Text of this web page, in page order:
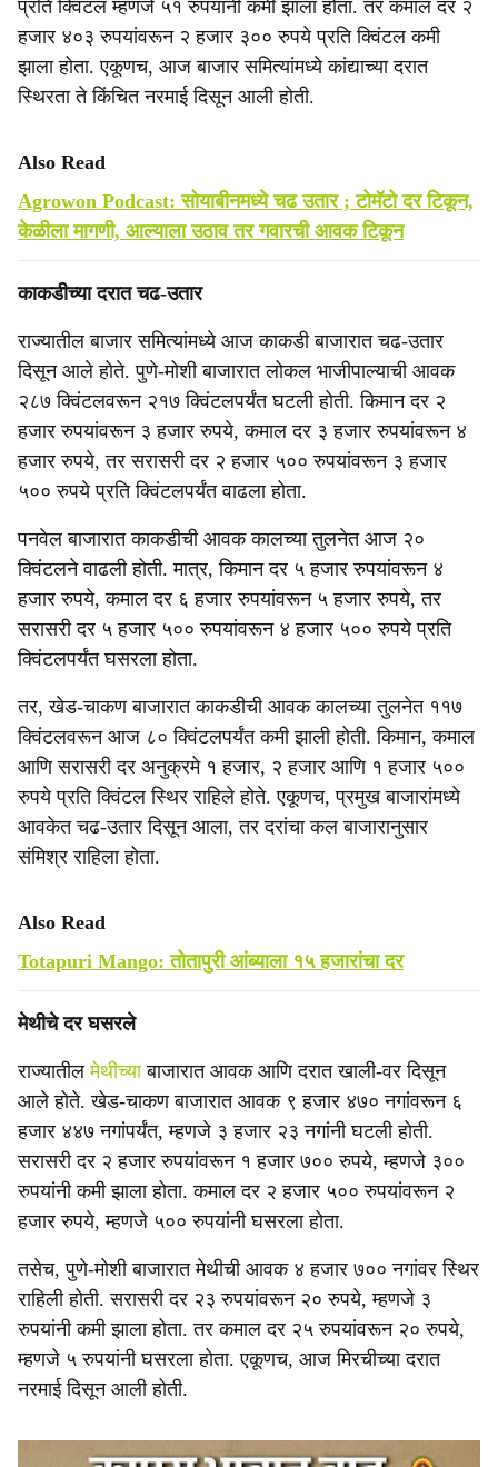
प्रति क्विंटल म्हणजे ५१ रुपयांनी कमी झाला होता. तर कमाल दर २
हजार ४०३ रुपयांवरून २ हजार ३०० रुपये प्रति क्विंटल कमी
झाला होता. एकूणच, आज बाजार समित्यांमध्ये कांद्याच्या दरात
स्थिरता ते किंचित नरमाई दिसून आली होती.
Also Read
Agrowon Podcast: सोयाबीनमध्ये चढ उतार ; टोमॅटो दर टिकून,
केळीला मागणी, आल्याला उठाव तर गवारची आवक टिकून
काकडीच्या दरात चढ-उतार
राज्यातील बाजार समित्यांमध्ये आज काकडी बाजारात चढ-उतार
दिसून आले होते. पुणे-मोशी बाजारात लोकल भाजीपाल्याची आवक
२८७ क्विंटलवरून २१७ क्विंटलपर्यंत घटली होती. किमान दर २
हजार रुपयांवरून ३ हजार रुपये, कमाल दर ३ हजार रुपयांवरून ४
हजार रुपये, तर सरासरी दर २ हजार ५०० रुपयांवरून ३ हजार
५०० रुपये प्रति क्विंटलपर्यंत वाढला होता.
पनवेल बाजारात काकडीची आवक कालच्या तुलनेत आज २०
क्विंटलने वाढली होती. मात्र, किमान दर ५ हजार रुपयांवरून ४
हजार रुपये, कमाल दर ६ हजार रुपयांवरून ५ हजार रुपये, तर
सरासरी दर ५ हजार ५०० रुपयांवरून ४ हजार ५०० रुपये प्रति
क्विंटलपर्यंत घसरला होता.
तर, खेड-चाकण बाजारात काकडीची आवक कालच्या तुलनेत ११७
क्विंटलवरून आज ८० क्विंटलपर्यंत कमी झाली होती. किमान, कमाल
आणि सरासरी दर अनुक्रमे १ हजार, २ हजार आणि १ हजार ५००
रुपये प्रति क्विंटल स्थिर राहिले होते. एकूणच, प्रमुख बाजारांमध्ये
आवकेत चढ-उतार दिसून आला, तर दरांचा कल बाजारानुसार
संमिश्र राहिला होता.
Also Read
Totapuri Mango: तोतापुरी आंब्याला १५ हजारांचा दर
मेथीचे दर घसरले
राज्यातील मेथीच्याबाजारात आवक आणि दरात खाली-वर दिसून
आले होते. खेड-चाकण बाजारात आवक ९ हजार ४७० नगांवरून ६
हजार ४४७ नगांपर्यंत, म्हणजे ३ हजार २३ नगांनी घटली होती.
सरासरी दर २ हजार रुपयांवरून १ हजार ७०० रुपये, म्हणजे ३००
रुपयांनी कमी झाला होता. कमाल दर २ हजार ५०० रुपयांवरून २
हजार रुपये, म्हणजे ५०० रुपयांनी घसरला होता.
तसेच, पुणे-मोशी बाजारात मेथीची आवक ४ हजार ७०० नगांवर स्थिर
राहिली होती. सरासरी दर २३ रुपयांवरून २० रुपये, म्हणजे ३
रुपयांनी कमी झाला होता. तर कमाल दर २५ रुपयांवरून २० रुपये,
म्हणजे ५ रुपयांनी घसरला होता. एकूणच, आज मिरचीच्या दरात
नरमाई दिसून आली होती.